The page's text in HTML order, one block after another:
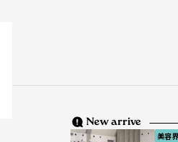
New arrive
美容